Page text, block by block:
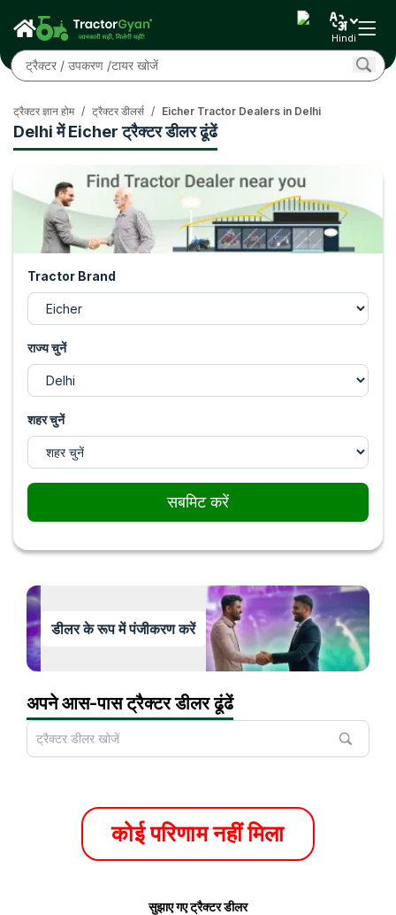
Hindi
Delhi में Eicher ट्रैक्टर डीलर ढूंढें
ट्रैक्टर ज्ञान होम / ट्रैक्टर डीलर्स / Eicher Tractor Dealers in Delhi
Tractor Brand
राज्य चुनें
शहर चुनें
सबमिट करें
डीलर के रूप में पंजीकरण करें
अपने आस-पास ट्रैक्टर डीलर ढूंढें
कोई परिणाम नहीं मिला
सुझाए गए ट्रैक्टर डीलर